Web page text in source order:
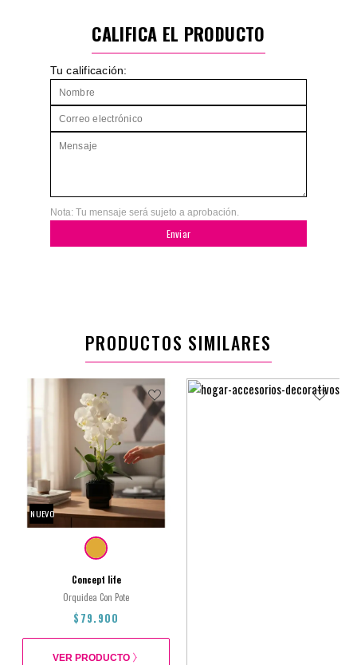
CALIFICA EL PRODUCTO
Tu calificación:
Nota: Tu mensaje será sujeto a aprobación.
Enviar
PRODUCTOS SIMILARES
NUEVO
Concept life
Orquidea Con Pote
$79.900
VER PRODUCTO